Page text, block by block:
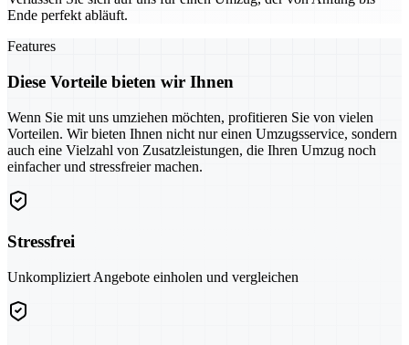
Ende perfekt abläuft.
Features
Diese Vorteile bieten wir Ihnen
Wenn Sie mit uns umziehen möchten, profitieren Sie von vielen
Vorteilen. Wir bieten Ihnen nicht nur einen Umzugsservice, sondern
auch eine Vielzahl von Zusatzleistungen, die Ihren Umzug noch
einfacher und stressfreier machen.
Stressfrei
Unkompliziert Angebote einholen und vergleichen